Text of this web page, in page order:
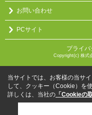
お問い合わせ
PCサイト
プライ
Copyright(c) 株式
当サイトでは、お客様の当サ
して、クッキー（Cookie）を
詳しくは、当社の 「Cookieの